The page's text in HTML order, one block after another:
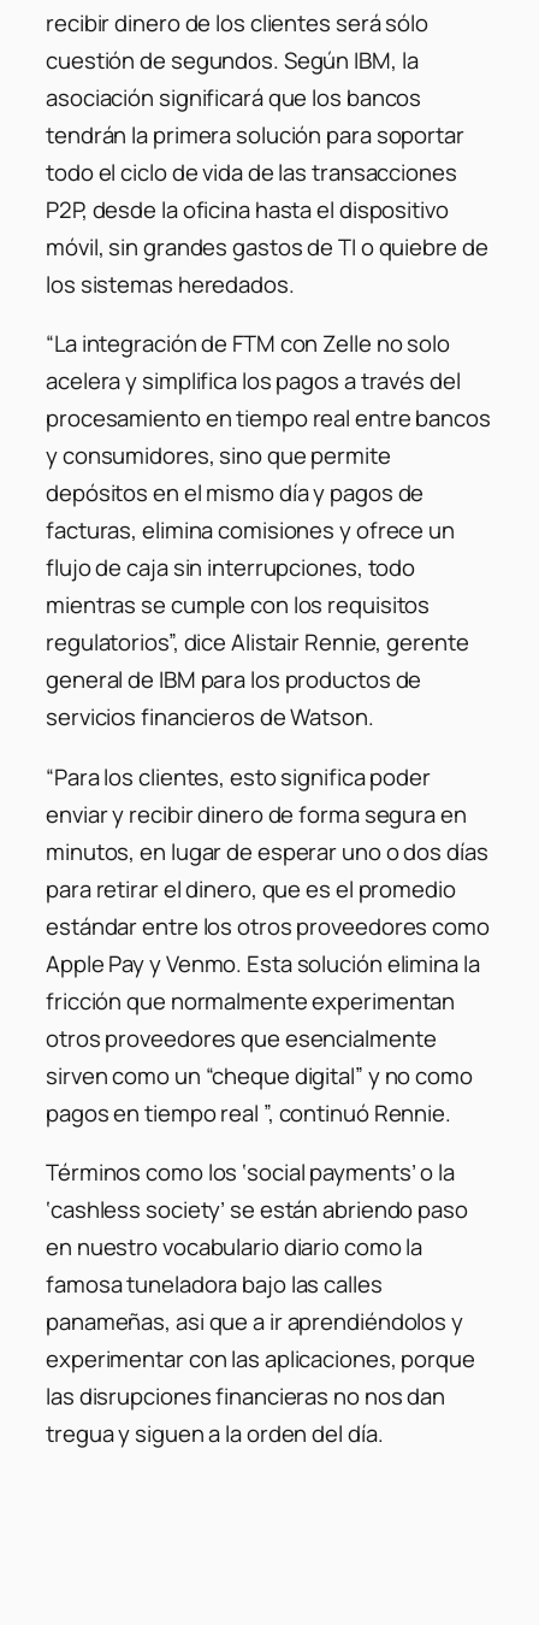
recibir dinero de los clientes será sólo
cuestión de segundos. Según IBM, la
asociación significará que los bancos
tendrán la primera solución para soportar
todo el ciclo de vida de las transacciones
P2P, desde la oficina hasta el dispositivo
móvil, sin grandes gastos de TI o quiebre de
los sistemas heredados.
“La integración de FTM con Zelle no solo
acelera y simplifica los pagos a través del
procesamiento en tiempo real entre bancos
y consumidores, sino que permite
depósitos en el mismo día y pagos de
facturas, elimina comisiones y ofrece un
flujo de caja sin interrupciones, todo
mientras se cumple con los requisitos
regulatorios”, dice Alistair Rennie, gerente
general de IBM para los productos de
servicios financieros de Watson.
“Para los clientes, esto significa poder
enviar y recibir dinero de forma segura en
minutos, en lugar de esperar uno o dos días
para retirar el dinero, que es el promedio
estándar entre los otros proveedores como
Apple Pay y Venmo. Esta solución elimina la
fricción que normalmente experimentan
otros proveedores que esencialmente
sirven como un “cheque digital” y no como
pagos en tiempo real ”, continuó Rennie.
Términos como los ‘social payments’ o la
‘cashless society’ se están abriendo paso
en nuestro vocabulario diario como la
famosa tuneladora bajo las calles
panameñas, asi que a ir aprendiéndolos y
experimentar con las aplicaciones, porque
las disrupciones financieras no nos dan
tregua y siguen a la orden del día.